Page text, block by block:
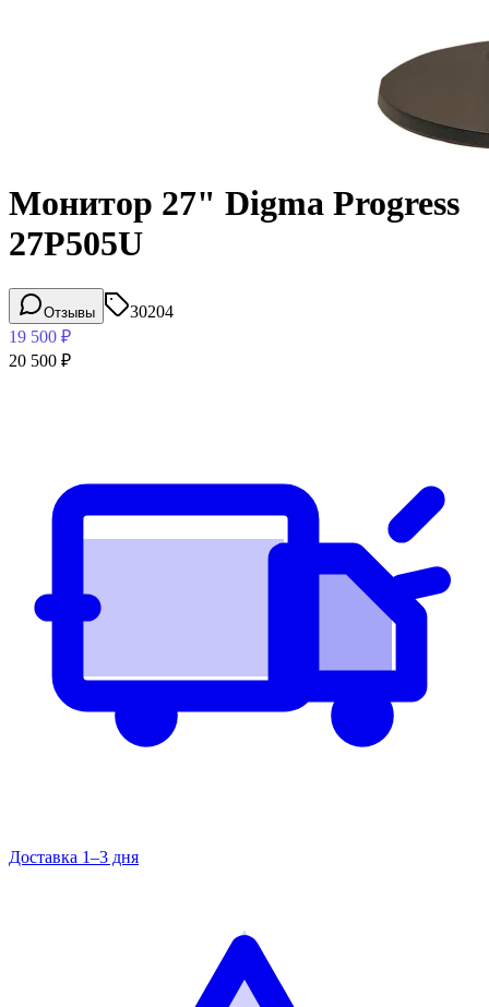
Монитор 27" Digma Progress
27P505U
Отзывы
30204
19 500 ₽
20 500 ₽
Доставка 1–3 дня